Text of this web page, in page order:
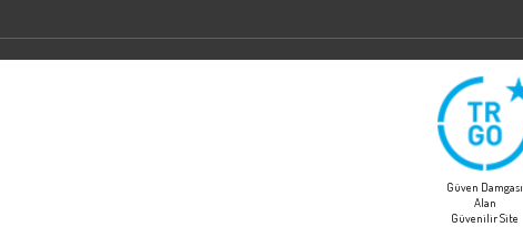
Güven Damgası
Alan
Güvenilir Site